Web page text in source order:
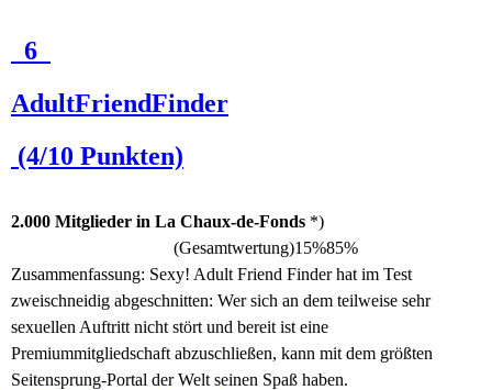
6
AdultFriendFinder
(4/10 Punkten)
2.000 Mitglieder in La Chaux-de-Fonds *)
(Gesamtwertung)15%85%
Zusammenfassung: Sexy! Adult Friend Finder hat im Test
zweischneidig abgeschnitten: Wer sich an dem teilweise sehr
sexuellen Auftritt nicht stört und bereit ist eine
Premiummitgliedschaft abzuschließen, kann mit dem größten
Seitensprung-Portal der Welt seinen Spaß haben.